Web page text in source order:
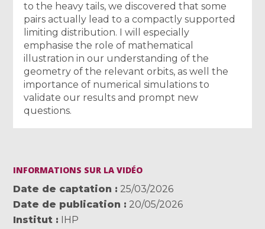
to the heavy tails, we discovered that some
pairs actually lead to a compactly supported
limiting distribution. I will especially
emphasise the role of mathematical
illustration in our understanding of the
geometry of the relevant orbits, as well the
importance of numerical simulations to
validate our results and prompt new
questions.
INFORMATIONS SUR LA VIDÉO
Date de captation
25/03/2026
Date de publication
20/05/2026
Institut
IHP